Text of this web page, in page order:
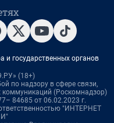
и государственных органов
(18+)
по надзору в сфере связи,
(Роскомнадзор)
84685 от 06.02.2023 г.
"ИНТЕРНЕТ